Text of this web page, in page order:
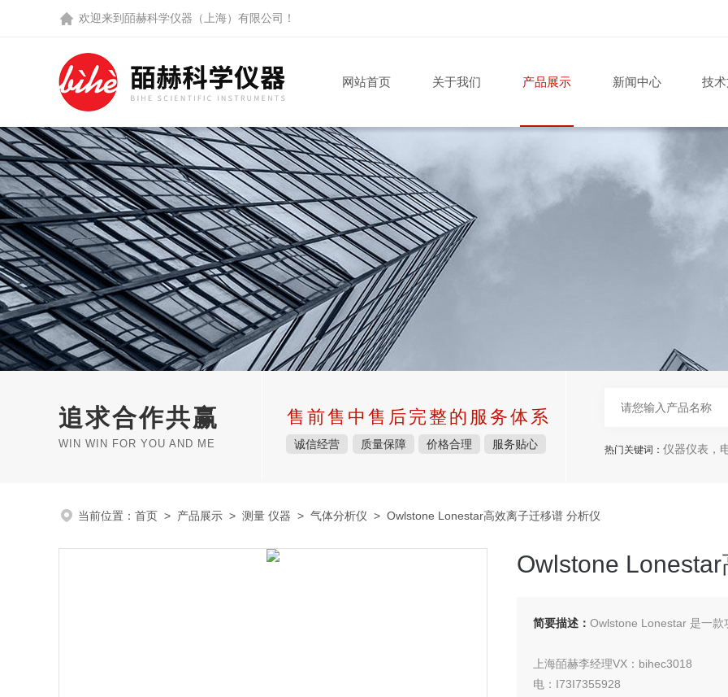
欢迎来到 皕赫科学仪器（上海）有限公司 ！
网站首页 关于我们 产品展示 新闻中心 技
追求合作共赢
WIN WIN FOR YOU AND ME
售前售中售后完整的服务体系
诚信经营 质量保障 价格合理 服务贴心 热门关键词： 仪器仪表，电
当前位置： 首页 > 产品展示 > 测量 仪器 > 气体分析仪 > Owlstone Lonestar高效离子迁移谱 分析仪
Owlstone
简要描述： Owlstone Lonestar 是一款
上海皕赫李经理VX：bihec3018
电：I73I7355928